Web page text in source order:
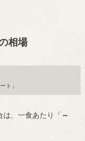
相場
ト」
は、一食あたり「 ～